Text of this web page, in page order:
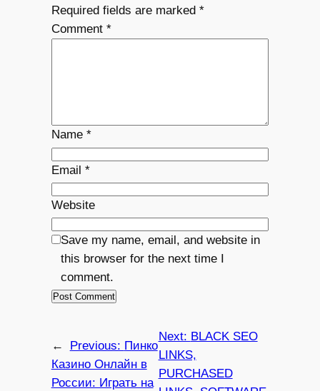
Required fields are marked *
Comment *
Name *
Email *
Website
Save my name, email, and website in
this browser for the next time I
comment.
← Previous: Пинко
Казино Онлайн в
России: Играть на
Next: BLACK SEO
LINKS,
PURCHASED